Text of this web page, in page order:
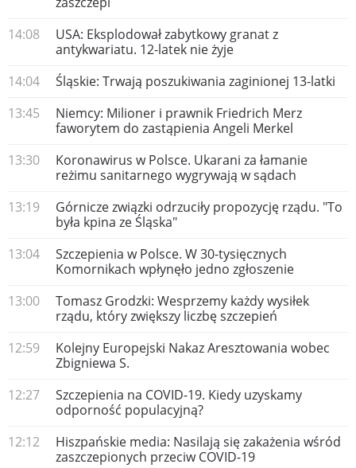
14:08
USA: Eksplodował zabytkowy granat z
antykwariatu. 12-latek nie żyje
14:04
Śląskie: Trwają poszukiwania zaginionej 13-latki
13:45
​Niemcy: Milioner i prawnik Friedrich Merz
faworytem do zastąpienia Angeli Merkel
13:30
Koronawirus w Polsce. Ukarani za łamanie
reżimu sanitarnego wygrywają w sądach
13:19
Górnicze związki odrzuciły propozycję rządu. "To
była kpina ze Śląska"
13:04
Szczepienia w Polsce. W 30-tysięcznych
Komornikach wpłynęło jedno zgłoszenie
13:00
Tomasz ​Grodzki: Wesprzemy każdy wysiłek
rządu, który zwiększy liczbę szczepień
12:59
Kolejny Europejski Nakaz Aresztowania wobec
Zbigniewa S.
12:27
Szczepienia na COVID-19. Kiedy uzyskamy
odporność populacyjną?
12:12
Hiszpańskie media: Nasilają się zakażenia wśród
zaszczepionych przeciw COVID-19